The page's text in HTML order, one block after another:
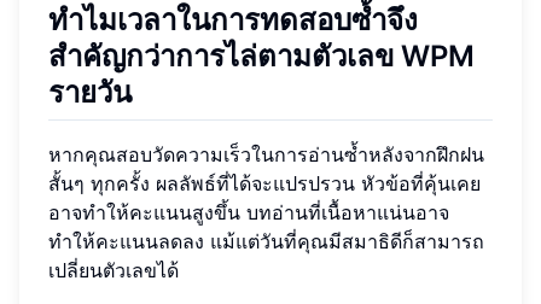
ทำไมเวลาในการทดสอบซ้ำจึง
สำคัญกว่าการไล่ตามตัวเลข WPM
รายวัน
หากคุณสอบวัดความเร็วในการอ่านซ้ำหลังจากฝึกฝน
สั้นๆ ทุกครั้ง ผลลัพธ์ที่ได้จะแปรปรวน หัวข้อที่คุ้นเคย
อาจทำให้คะแนนสูงขึ้น บทอ่านที่เนื้อหาแน่นอาจ
ทำให้คะแนนลดลง แม้แต่วันที่คุณมีสมาธิดีก็สามารถ
เปลี่ยนตัวเลขได้